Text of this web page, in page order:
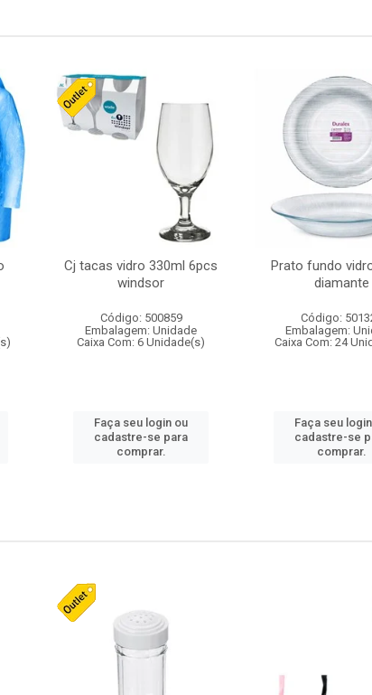
Cj tacas vidro 330ml 6pcs
windsor
Código: 500859
Embalagem: Unidade
Caixa Com: 6 Unidade(s)
Faça seu login ou
cadastre-se para
comprar.
Prato fundo
diamante
Código:
Embalagem:
Caixa Com: 24
Faça seu
cadastre-se
comprar.